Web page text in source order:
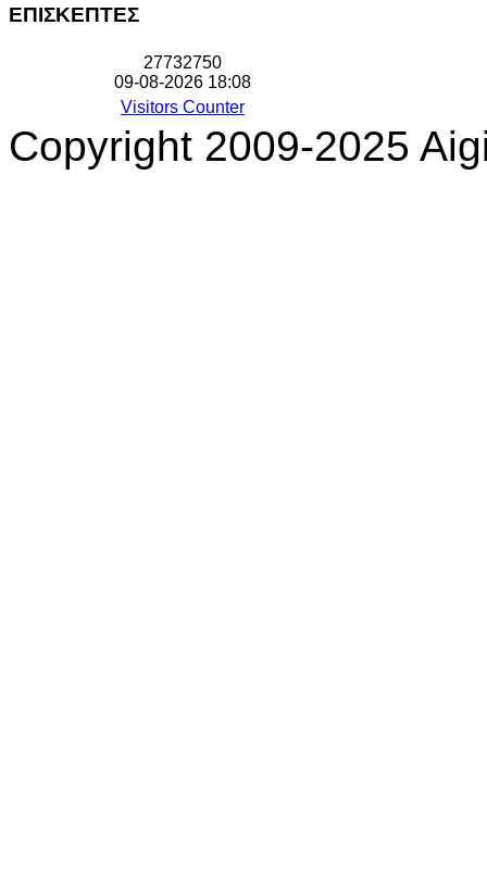
ΕΠΙΣΚΕΠΤΕΣ
27732750
09-08-2026 18:08
Visitors Counter
Copyright 2009-2025